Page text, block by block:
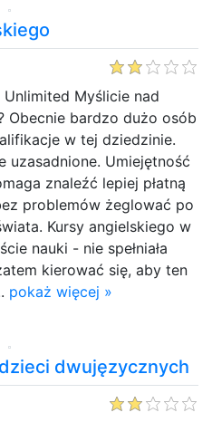
Unlimited Myślicie nad
Obecnie bardzo dużo osób
w tej dziedzinie.
uzasadnione. Umiejętność
znaleźć lepiej płatną
problemów żeglować po
Kursy angielskiego w
nauki - nie spełniała
kierować się, aby ten
pokaż więcej »
dwujęzycznych